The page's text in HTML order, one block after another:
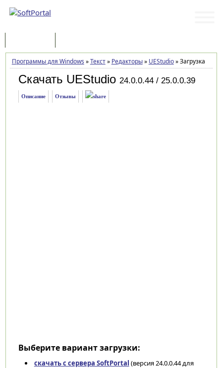
Программы для Windows »Текст» Редакторы» UEStudio»Загрузка
Скачать UEStudio 24.0.0.44 / 25.0.0.39
Описание Отзывы
Выберите вариант загрузки:
скачать с сервера SoftPortal (версия 24.0.0.44 для